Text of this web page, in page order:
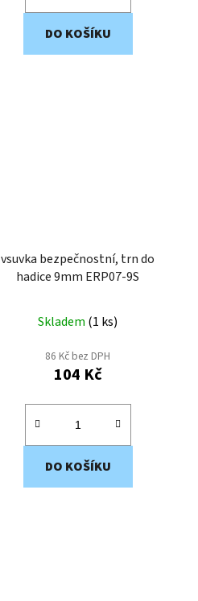
DO KOŠÍKU
vsuvka bezpečnostní, trn do
hadice 9mm ERP07-9S
Skladem (1 ks)
86 Kč bez DPH
104 Kč
DO KOŠÍKU